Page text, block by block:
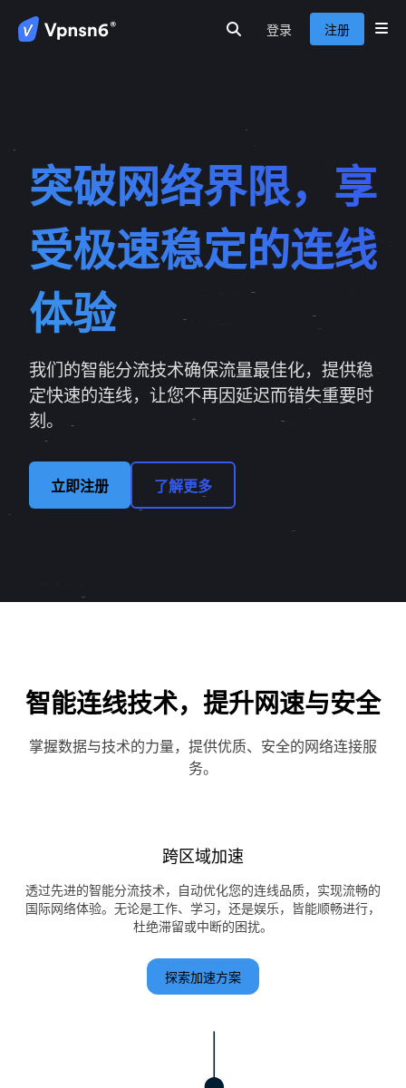
登录 注册
突破网络界限，享
受极速稳定的连线
体验
我们的智能分流技术确保流量最佳化，提供稳
定快速的连线，让您不再因延迟而错失重要时
刻。
立即注册 了解更多
智能连线技术，提升网速与安全
掌握数据与技术的力量，提供优质、安全的网络连接服
务。
跨区域加速
透过先进的智能分流技术，自动优化您的连线品质，实现流畅的
国际网络体验。无论是工作、学习，还是娱乐，皆能顺畅进行，
杜绝滞留或中断的困扰。
探索加速方案